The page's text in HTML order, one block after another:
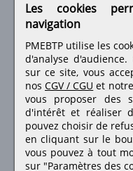
Retrouvez-
Les cookies
navigation
PMEBTP utilise les
d'analyse
sur ce site, vous
nos CGV / CGU et notre
vous proposer des
d'intérêt et réaliser
pouvez choisir de
en cliquant sur le
vous pouvez à tout
sur "Paramètres des